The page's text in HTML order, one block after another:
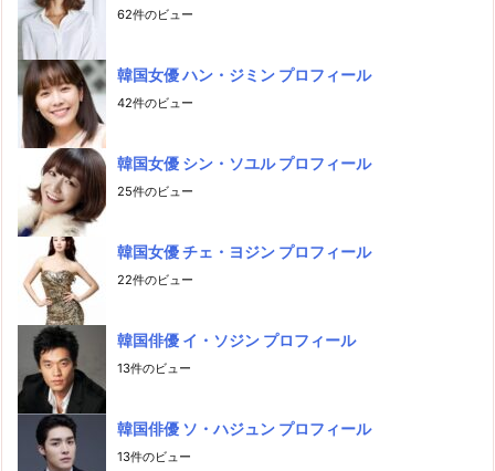
62件のビュー
韓国女優 ハン・ジミン プロフィール
42件のビュー
韓国女優 シン・ソユル プロフィール
25件のビュー
韓国女優 チェ・ヨジン プロフィール
22件のビュー
韓国俳優 イ・ソジン プロフィール
13件のビュー
韓国俳優 ソ・ハジュン プロフィール
13件のビュー